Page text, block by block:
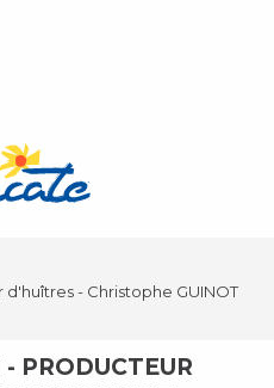
- Christophe GUINOT
PRODUCTEUR